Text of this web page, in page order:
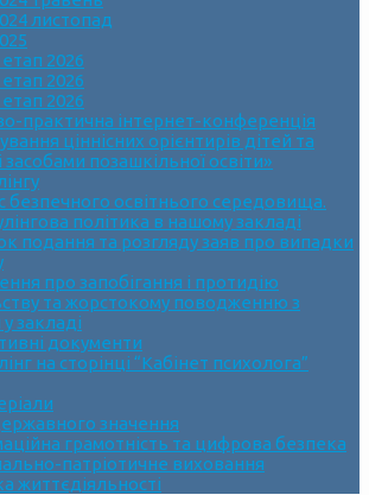
листопад
етап 2026
етап 2026
етап 2026
практична інтернет-конференція
ціннісних орієнтирів дітей та
засобами позашкільної освіти»
безпечного освітнього середовища.
політика в нашому закладі
подання та розгляду заяв про випадки
про запобігання і протидію
та жорстокому поводженню з
закладі
документи
на сторінці “Кабінет психолога”
значення
грамотність та цифрова безпека
патріотичне виховання
життєдіяльності